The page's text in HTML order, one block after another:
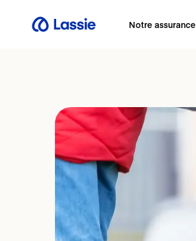
Notre assurance